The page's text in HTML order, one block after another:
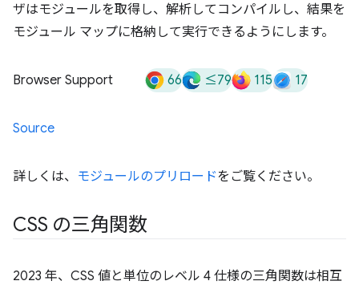
ザはモジュールを取得し、解析してコンパイルし、結果を
モジュール マップに格納して実行できるようにします。
Browser Support 66 ≤79 115 17
Source
詳しくは、 モジュールのプリロードをご覧ください。
CSS の三角関数
2023 年、CSS 値と単位のレベル 4 仕様の三角関数は相互